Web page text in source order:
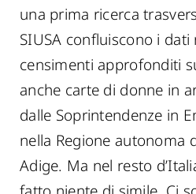
una prima ricerca
SIUSA confluiscono i
censimenti approfonditi
anche carte di donne in
dalle Soprintendenze in
nella Regione autonoma
Adige. Ma nel resto